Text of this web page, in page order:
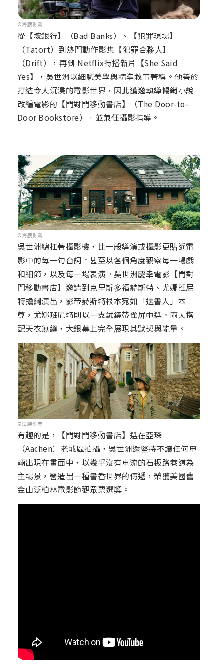
©海鵬影業
從【壞銀行】（Bad Banks）、【犯罪現場】
（Tatort）到熱門動作影集【犯罪合夥人】
（Drift），再到 Netflix待播新片【She Said
Yes】，吳世洲以細膩美學與精準敘事著稱。他善於
打造令人沉浸的電影世界，因此獲邀執導暢銷小說
改編電影的【門對門移動書店】（The Door-to-
Door Bookstore），並兼任攝影指導。
©海鵬影業
吳世洲總扛著攝影機，比一般導演或攝影更貼近電
影中的每一句台詞。甚至以各個角度觀察每一場戲
和細節，以及每一場表演。吳世洲慶幸電影【門對
門移動書店】邀請到克里斯多福赫斯特、尤娜班尼
特擔綱演出，影帝赫斯特根本宛如「送書人」本
尊，尤娜班尼特則以一支試鏡帶雀屏中選。兩人搭
配天衣無縫，大銀幕上完全展現其默契與能量。
©海鵬影業
有趣的是，【門對門移動書店】選在亞琛
（Aachen）老城區拍攝，吳世洲還堅持不讓任何車
輛出現在畫面中，以幾乎沒有車流的石板路巷道為
主場景，營造出一種書香世界的傳遞，榮獲美國舊
金山泛柏林電影節觀眾票選獎。